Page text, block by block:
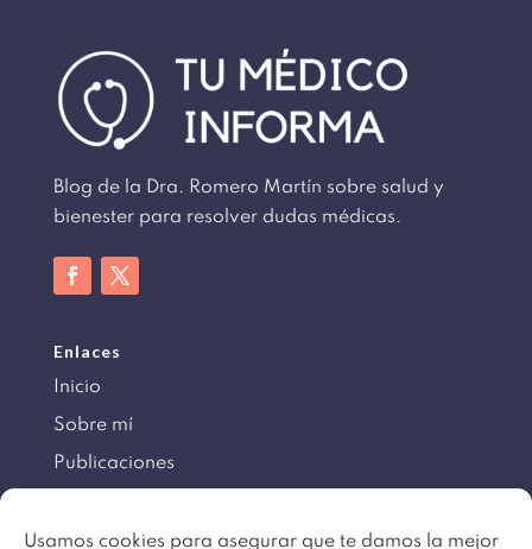
Usamos cookies para asegurar que te damos la mejor
Blog de la Dra. Romero Martín sobre salud y
bienester para resolver dudas médicas.
Enlaces
Inicio
Sobre mí
Publicaciones
Información